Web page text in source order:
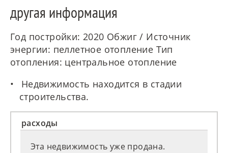
другая информация
Год постройки: 2020 Обжиг / Источник
энергии: пеллетное отопление Тип
отопления: центральное отопление
Недвижимость находится в стадии
строительства.
расходы
Эта недвижимость уже продана.